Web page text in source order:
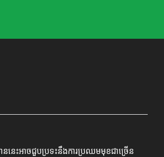
នេះអាចជួបប្រទះនឹងការប្រឈមមុខជាច្រើន